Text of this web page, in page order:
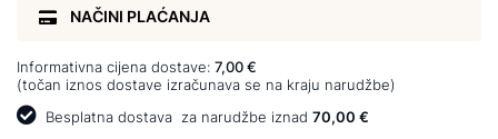
NAČINI PLAĆANJA
Informativna cijena dostave: 7,00 €
(točan iznos dostave izračunava se na kraju narudžbe)
Besplatna dostava za narudžbe iznad 70,00 €